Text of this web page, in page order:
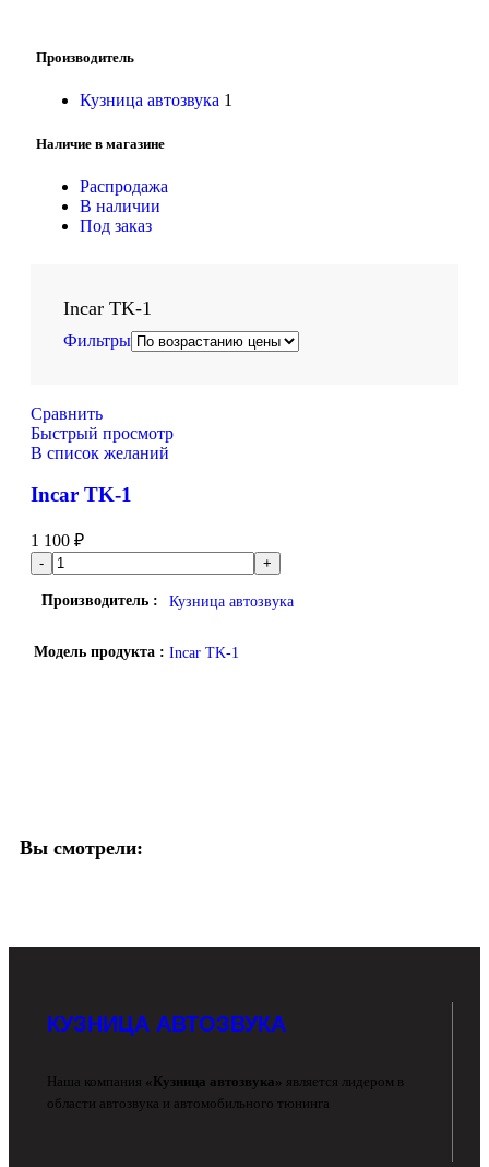
Производитель
Кузница автозвука 1
Наличие в магазине
Распродажа
В наличии
Под заказ
Incar TK-1
Фильтры
Сравнить
Быстрый просмотр
В список желаний
Incar TK-1
1 100 ₽
Производитель Кузница автозвука
Модель продукта Incar TK-1
Вы смотрели:
КУЗНИЦА АВТОЗВУКА
Наша компания «Кузница автозвука» является лидером в
области автозвука и автомобильного тюнинга